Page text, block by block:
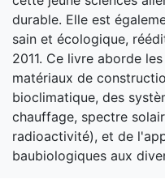
durable. Elle est
sain et écologique,
2011. Ce livre aborde
matériaux de
bioclimatique, des
chauffage, spectre
radioactivité), et de
baubiologiques aux